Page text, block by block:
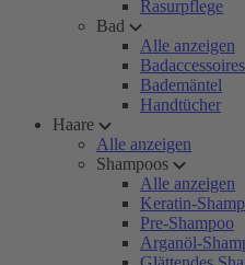
Rasurpflege
Bad
Alle anzeigen
Badaccessoires
Bademäntel
Handtücher
Haare
Alle anzeigen
Shampoos
Alle anzeigen
Keratin-
Pre-Shampoo
Arganöl-